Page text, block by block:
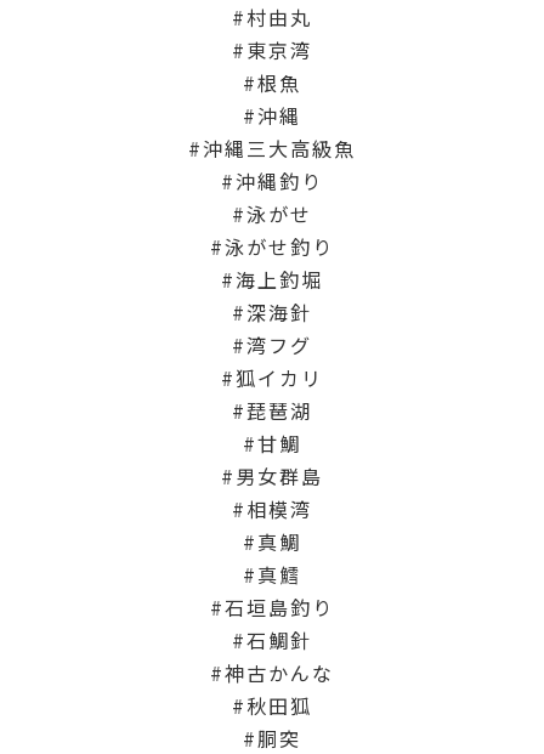
村由丸
東京湾
根魚
沖縄
沖縄三大高級魚
沖縄釣り
泳がせ
泳がせ釣り
海上釣堀
深海針
湾フグ
狐イカリ
琵琶湖
甘鯛
男女群島
相模湾
真鯛
真鱈
石垣島釣り
石鯛針
神古かんな
秋田狐
胴突